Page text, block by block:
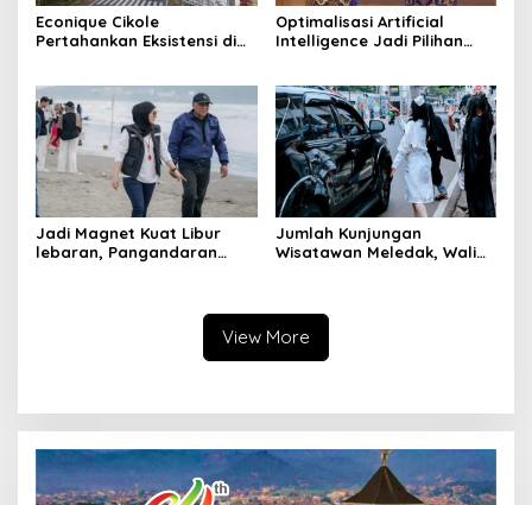
Econique Cikole
Pertahankan Eksistensi di
Optimalisasi Artificial
Intelligence Jadi Pilihan
Jadi Magnet Kuat Libur
lebaran, Pangandaran
Jumlah Kunjungan
Wisatawan Meledak, Wali
View More